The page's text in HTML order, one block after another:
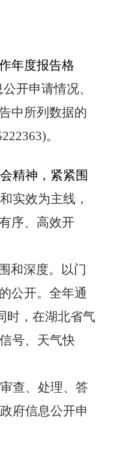
年度报告格
开申请情况、
中所列数据的
。
精神，紧紧围
实效为主线，
序、高效开
和深度。以门
公开。全年通
时，在湖北省气
号、天气快
查、处理、答
府信息公开申